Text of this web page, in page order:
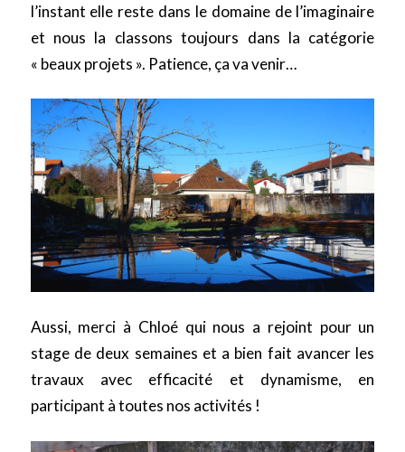
l’instant elle reste dans le domaine de l’imaginaire
et nous la classons toujours dans la catégorie
« beaux projets ». Patience, ça va venir…
Aussi, merci à Chloé qui nous a rejoint pour un
stage de deux semaines et a bien fait avancer les
travaux avec efficacité et dynamisme, en
participant à toutes nos activités !